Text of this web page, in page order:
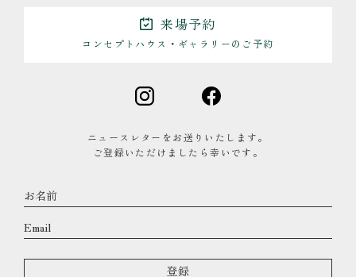
来場予約
コンセプトハウス・ギャラリーのご予約
ニュースレターをお送りいたします。
ご登録いただけましたら幸いです。